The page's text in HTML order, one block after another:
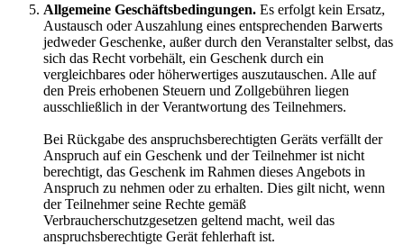
Allgemeine Geschäftsbedingungen. Es erfolgt kein Ersatz,
Austausch oder Auszahlung eines entsprechenden Barwerts
jedweder Geschenke, außer durch den Veranstalter selbst, das
sich das Recht vorbehält, ein Geschenk durch ein
vergleichbares oder höherwertiges auszutauschen. Alle auf
den Preis erhobenen Steuern und Zollgebühren liegen
ausschließlich in der Verantwortung des Teilnehmers.
Bei Rückgabe des anspruchsberechtigten Geräts verfällt der
Anspruch auf ein Geschenk und der Teilnehmer ist nicht
berechtigt, das Geschenk im Rahmen dieses Angebots in
Anspruch zu nehmen oder zu erhalten. Dies gilt nicht, wenn
der Teilnehmer seine Rechte gemäß
Verbraucherschutzgesetzen geltend macht, weil das
anspruchsberechtigte Gerät fehlerhaft ist.